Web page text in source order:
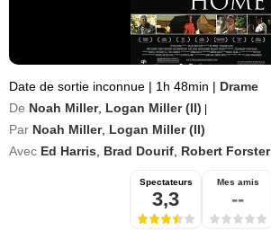
Date de sortie inconnue | 1h 48min | Drame
De Noah Miller, Logan Miller (II)
Par Noah Miller, Logan Miller (II)
Avec Ed Harris Brad Dourif Robert Forster
Spectateurs
3,3
Mes amis
--